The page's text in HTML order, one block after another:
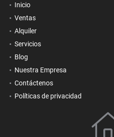
Inicio
Ventas
Alquiler
Servicios
Blog
Nuestra Empresa
Contáctenos
Políticas de privacidad